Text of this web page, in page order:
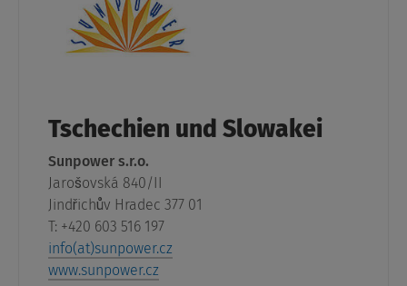
Tschechien und Slowakei
Sunpower s.r.o.
Jarošovská 840/II
Jindřichův Hradec 377 01
T: +420 603 516 197
info(at)sunpower.cz
www.sunpower.cz